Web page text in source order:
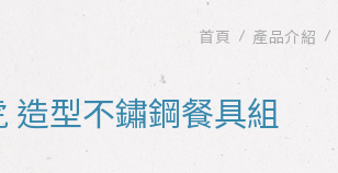
首頁 產品介紹
造型不鏽鋼餐具組